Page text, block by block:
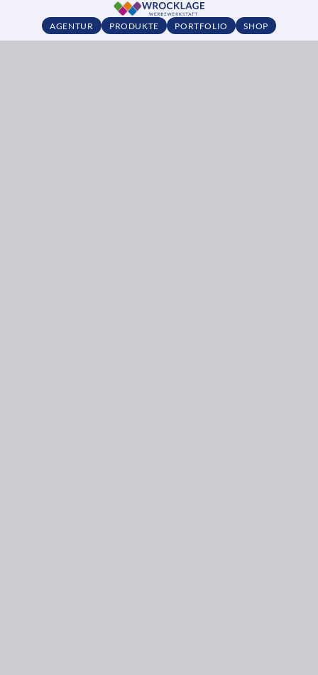
AGENTUR PRODUKTE PORTFOLIO SHOP